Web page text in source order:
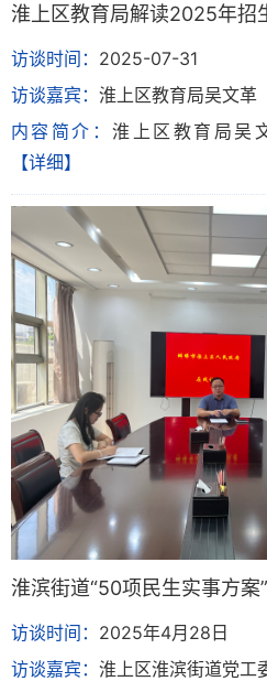
淮上区教育局解读2025年招
访谈时间： 2025-07-31
访谈嘉宾： 淮上区教育局吴文革
内容简介：淮上区教育局吴
【详细】
淮滨街道“50项民生实事方案
访谈时间： 2025年4月28日
访谈嘉宾： 淮上区淮滨街道党工